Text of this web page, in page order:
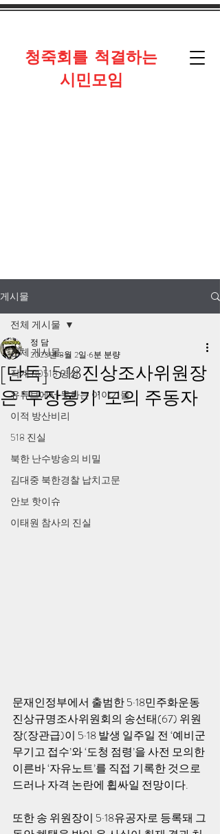
​청죽회를 척결하는
시민모임
게시물
전체 게시물
작계 80518 영상
유튜브에서 못하는 이야기들
이적 방산비리
518 진실
북한 난수방송의 비밀
김대중 북한경찰 납치고문
안보 핫이슈
이태원 참사의 진실
전체 게시물
[단독] 5·18진상조사위원장
은 ‘무장봉기’ 모의 주동자
정 담
2023년 8월 2일 6분 분량
문재인정부에서 출범한 5·18민주화운동
진상규명조사위원회의 송선태(67) 위원
장(장관급)이 5·18 발생 일주일 전 ‘예비군
무기고 접수’와 ‘도청 점령’을 사전 모의한
이른바 ‘자유노트’를 직접 기록한 것으로
드러나 자격 논란에 휩싸일 전망이다.
또한 송 위원장이 5·18유공자로 등록돼 그